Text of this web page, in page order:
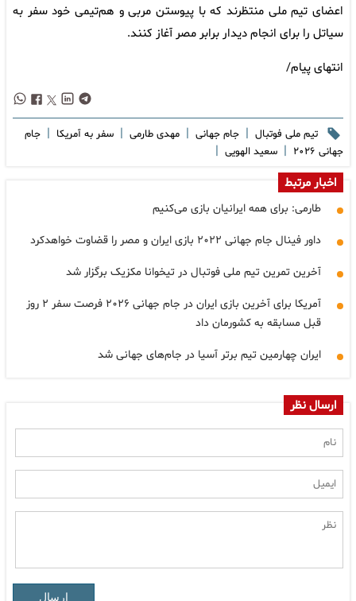
اعضای تیم ملی منتظرند که با پیوستن مربی و هم‌تیمی خود سفر به
سیاتل را برای انجام دیدار برابر مصر آغاز کنند.
انتهای پیام/
تیم ملی فوتبال | جام جهانی | مهدی طارمی | سفر به آمریکا | جام
جهانی ۲۰۲۶
| سعید الهویی |
اخبار مرتبط
طارمی: برای همه ایرانیان بازی می‌کنیم
داور فینال جام جهانی ۲۰۲۲ بازی ایران و مصر را قضاوت خواهدکرد
آخرین تمرین تیم ملی فوتبال در تیخوانا مکزیک برگزار شد
آمریکا برای آخرین بازی ایران در جام جهانی ۲۰۲۶ فرصت سفر ۲ روز
قبل مسابقه به کشورمان داد
ایران چهارمین تیم برتر آسیا در جام‌های جهانی شد
ارسال نظر
ارسال